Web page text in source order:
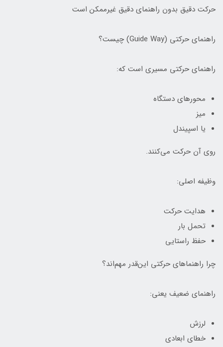
حرکت دقیق بدون راهنمای دقیق غیرممکن است
راهنمای حرکتی (Guide Way) چیست؟
راهنمای حرکتی مسیری است که:
محورهای دستگاه
میز
یا اسپیندل
روی آن حرکت می‌کنند.
وظیفه اصلی:
هدایت حرکت
تحمل بار
حفظ راستایی
چرا راهنماهای حرکتی این‌قدر مهم‌اند؟
راهنمای ضعیف یعنی:
لرزش
خطای ابعادی